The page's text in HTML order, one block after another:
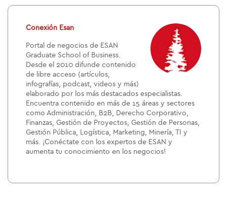
Conexión Esan
Portal de negocios de ESAN
Graduate School of Business.
Desde el 2010 difunde contenido
de libre acceso (artículos,
infografías, podcast, videos y más)
elaborado por los más destacados especialistas.
Encuentra contenido en más de 15 áreas y sectores
como Administración, B2B, Derecho Corporativo,
Finanzas, Gestión de Proyectos, Gestión de Personas,
Gestión Pública, Logística, Marketing, Minería, TI y
más. ¡Conéctate con los expertos de ESAN y
aumenta tu conocimiento en los negocios!